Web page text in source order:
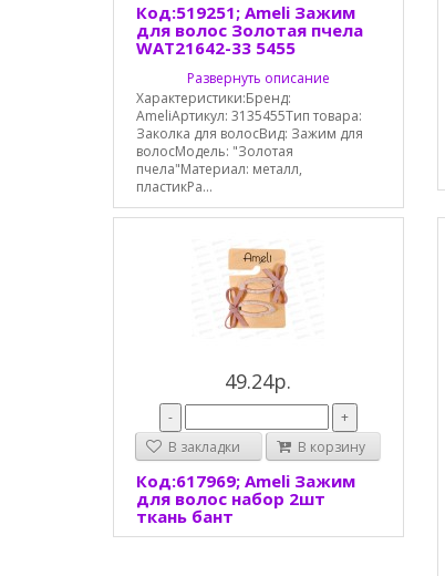
Код:519251; Ameli Зажим
для волос Золотая пчела
WAT21642-33 5455
Развернуть описание
Характеристики:Бренд:
AmeliАртикул: 3135455Тип товара:
Заколка для волосВид: Зажим для
волосМодель: "Золотая
пчела"Материал: металл,
пластикРа...
49.24р.
-
+
В закладки
В корзину
Код:617969; Ameli Зажим
для волос набор 2шт
ткань бант